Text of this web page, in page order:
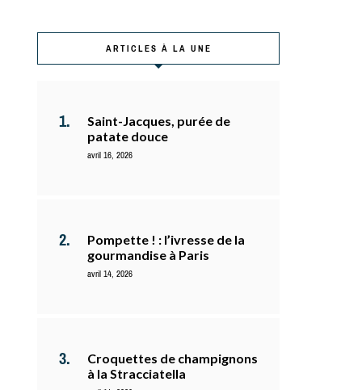
ARTICLES À LA UNE
Saint-Jacques, purée de
patate douce
avril 16, 2026
Pompette ! : l’ivresse de la
gourmandise à Paris
avril 14, 2026
Croquettes de champignons
à la Stracciatella